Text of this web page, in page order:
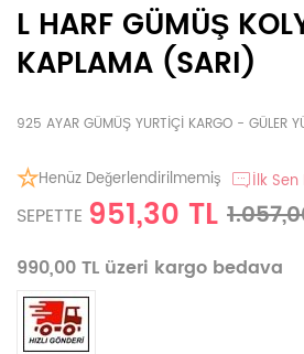
L HARF GÜMÜŞ
KAPLAMA (SARI)
925 AYAR GÜMÜŞ YURTİÇİ KARGO - GÜLER
Henüz Değerlendirilmemiş İlk
SEPETTE 951,30 TL
990,00 TL üzeri kargo bedava